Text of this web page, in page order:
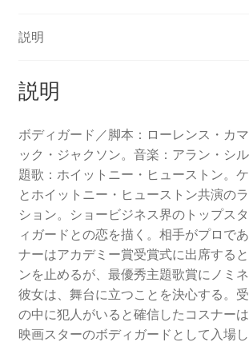
説明
説明
ボディガード／脚本：ローレンス・カ
ック・ジャクソン。音楽：アラン・シ
題歌：ホイットニー・ヒューストン。
とホイットニー・ヒューストン共演の
ション。ショービジネス界のトップス
ィガードとの恋を描く。相手がプロで
ナーはアカデミー賞受賞式に出席する
ンを止めるが、最優秀主題歌賞にノミ
彼女は、舞台に立つことを決心する。
の中に犯人がいると確信したコスナー
映画スターのボディガードとして入場